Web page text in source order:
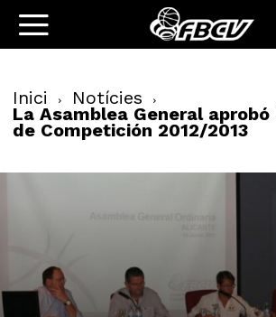
Inici Notícies
La Asamblea General
de Competición 2012/2013